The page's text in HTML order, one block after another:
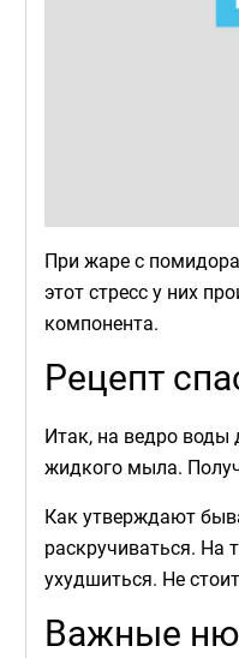
При жаре с
этот стресс у них
компонента.
Рецепт
Итак, на ведро
жидкого мыла.
Как утверждают
раскручиваться. На
ухудшиться. Не
Важные